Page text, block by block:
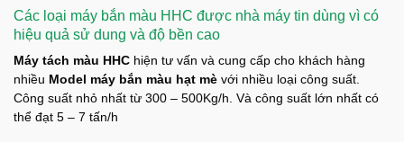
Các loại máy bắn màu HHC được nhà máy tin dùng vì có
hiệu quả sử dung và độ bền cao
Máy tách màu HHC hiện tư vấn và cung cấp cho khách hàng
nhiều Model máy bắn màu hạt mè với nhiều loại công suất.
Công suất nhỏ nhất từ 300 – 500Kg/h. Và công suất lớn nhất có
thể đạt 5 – 7 tấn/h